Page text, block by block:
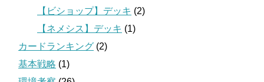
【ビショップ】デッキ (2)
【ネメシス】デッキ (1)
カードランキング (2)
基本戦略 (1)